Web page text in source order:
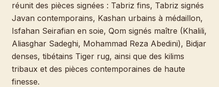
réunit des pièces signées : Tabriz fins, Tabriz signés
Javan contemporains, Kashan urbains à médaillon,
Isfahan Seirafian en soie, Qom signés maître (Khalili,
Aliasghar Sadeghi, Mohammad Reza Abedini), Bidjar
denses, tibétains Tiger rug, ainsi que des kilims
tribaux et des pièces contemporaines de haute
finesse.